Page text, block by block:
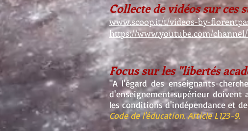
Collecte de vidéos sur ces
www.scoop.it/t/videos-by-
https://www.youtube.com/
Focus sur les "libertés
"A l'égard des enseignants-
d'enseignement supérieur doivent
les conditions d'indépendance et
Code de l'éducation. Article L123-9.